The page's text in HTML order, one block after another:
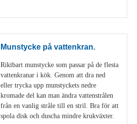
Munstycke på vattenkran.
Riktbart munstycke som passar på de flesta
vattenkranar i kök. Genom att dra ned
eller trycka upp munstyckets nedre
kromade del kan man ändra vattenstrålen
från en vanlig stråle till en stril. Bra för att
spola disk och duscha mindre krukväxter.